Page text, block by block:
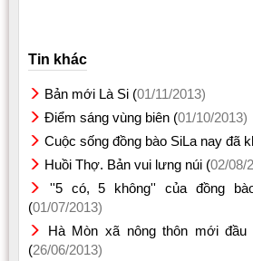
Tin khác
Bản mới Là Si (01/11/2013)
Điểm sáng vùng biên (01/10/2013)
Cuộc sống đồng bào SiLa nay đã
Huồi Thợ. Bản vui lưng núi (02/08/
''5 có, 5 không'' của đồng
(01/07/2013)
Hà Mòn xã nông thôn mới
(26/06/2013)